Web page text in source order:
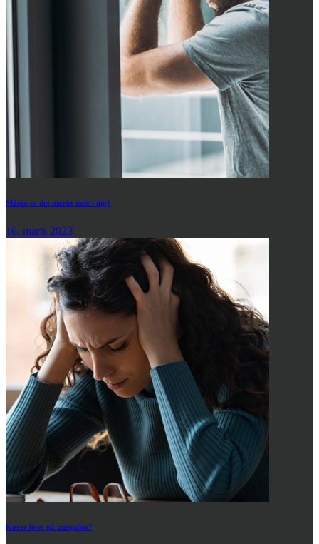
Måske er det mørkt inde i dig?
16. marts 2023
Kører livet på autopilot?